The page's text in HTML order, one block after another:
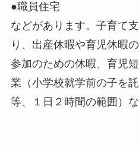
●職員住宅
などがあります。子育て
り、出産休暇や育児休暇
参加のための休暇、育児
業（小学校就学前の子を
等、１日２時間の範囲）